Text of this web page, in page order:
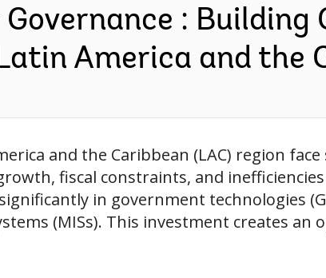
: Building
America and the
and the Caribbean (LAC) region
fiscal constraints, and
in government technologies
(MISs). This investment creates